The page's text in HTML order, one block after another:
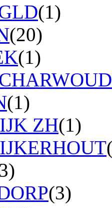
(1)
(20)
(1)
(1)
ZH(1)
(3)